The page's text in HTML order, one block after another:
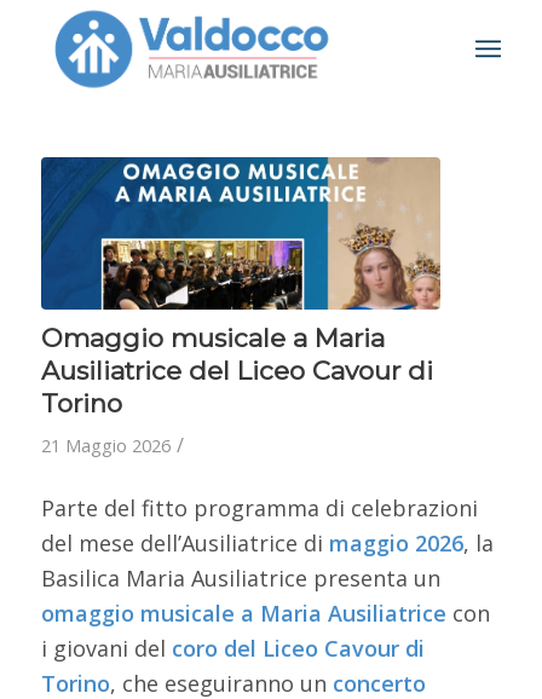
Omaggio musicale a Maria
Ausiliatrice del Liceo Cavour di
Torino
21 Maggio 2026 /
Parte del fitto programma di celebrazioni
del mese dell’Ausiliatrice di maggio 2026, la
Basilica Maria Ausiliatrice presenta un
omaggio musicale a Maria Ausiliatrice con
i giovani del coro del Liceo Cavour di
Torino, che eseguiranno un concerto